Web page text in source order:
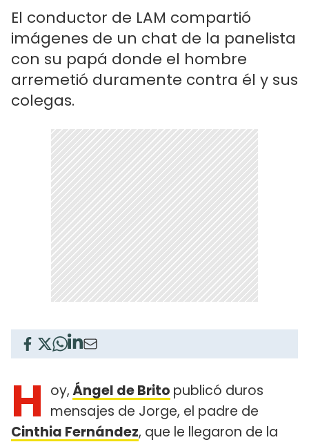
El conductor de LAM compartió
imágenes de un chat de la panelista
con su papá donde el hombre
arremetió duramente contra él y sus
colegas.
H oy,Ángel de Brito publicó duros
mensajes de Jorge, el padre de
Cinthia Fernández, que le llegaron de la